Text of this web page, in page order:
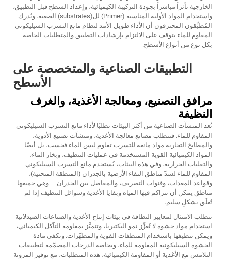
الخارجية تأثراً مباشراً بجودة التركيبة الكيميائية، وإعداد السطح قبل التطبيق،
واستخدام المواد الأولية المناسبة (Primer) لل(substrates) الصعبة. ويُدرك
المُطبِّقون المحترفون أن الأداء طويل الأمد لنظام مانع التسرب السيليكوني
المقاوم للماء يتوقف على الالتزام بإرشادات التطبيق والمتطلبات الخاصة
بكل نوع من أنواع الأسطح.
التطبيقات الصناعية والمتخصصة على
الأسطح
مرافق التصنيع، ومعالجة الأغذية، والغرف
النظيفة
تُعد المنشآت الصناعية من أكثر البيئات تطلبًا لأداء مانع التسرب السيليكوني
المقاوم للماء. فتتطلب مصانع معالجة الأغذية، ومنشآت تصنيع الأدوية،
والمطابخ التجارية مواد مانعة للتسرب تقاوم ليس الماء فحسب، بل أيضًا
المواد الكيميائية القوية المستخدمة في عمليات التنظيف، وبخار الماء،
والتقلبات الحرارية. وفي هذه البيئات، يُستخدم مانع التسرب السيليكوني
المقاوم للماء لسدّ مناطق التقاء الأرضية بالجدران (المنطقة المنحنية)،
وقواعد المعدات، وقنوات التصريف، والمفاصل بين الجدران — وهي جميعها
مناطق يمكن أن تتراكم فيها المياه وبقايا الأغذية وسوائل التنظيف إذا لم
تُغلَق بشكلٍ سليم.
تتطلب الامتثال لمعايير النظافة في بيئات إنتاج الأغذية والصناعات الصيدلانية
استخدام مواد حشوة لا تُعزِّز نمو البكتيريا، وتتميَّز بمقاومة التآكل الكيميائي،
ويمكن تنظيفها باستخدام المنظفات القوية والمطهِّرات. وتكفي مادة
الحشوة السيليكونية المقاومة للماء، وبخاصة الدرجات المصمَّمة لتطبيقات
التلامس مع الأغذية أو المقاومة الكيميائية، هذه المتطلبات، مع توفير المرونة